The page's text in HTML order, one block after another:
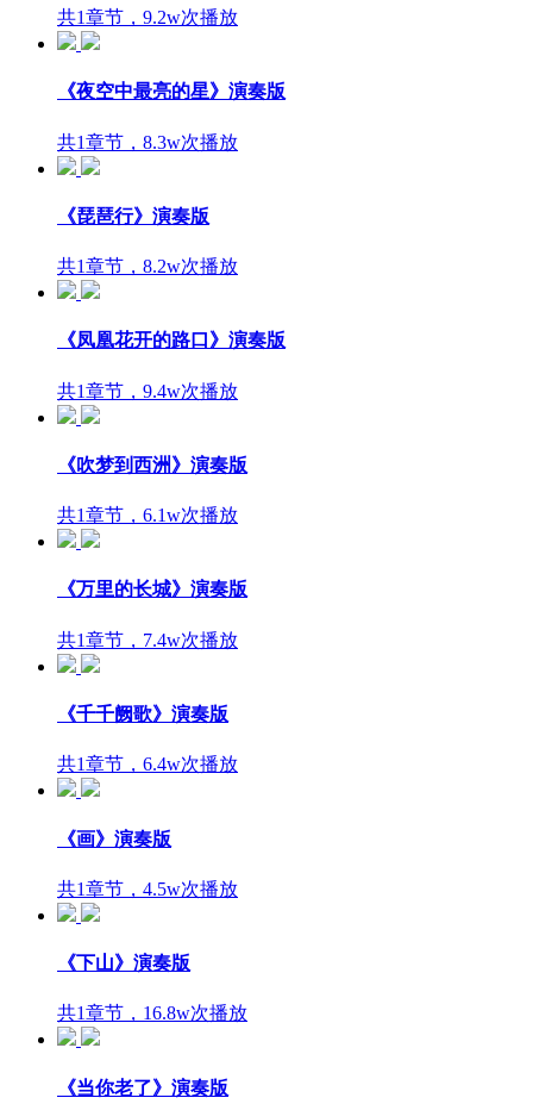
共1章节，9.2w次播放
《夜空中最亮的星》演奏版
共1章节，8.3w次播放
《琵琶行》演奏版
共1章节，8.2w次播放
《凤凰花开的路口》演奏版
共1章节，9.4w次播放
《吹梦到西洲》演奏版
共1章节，6.1w次播放
《万里的长城》演奏版
共1章节，7.4w次播放
《千千阙歌》演奏版
共1章节，6.4w次播放
《画》演奏版
共1章节，4.5w次播放
《下山》演奏版
共1章节，16.8w次播放
《当你老了》演奏版